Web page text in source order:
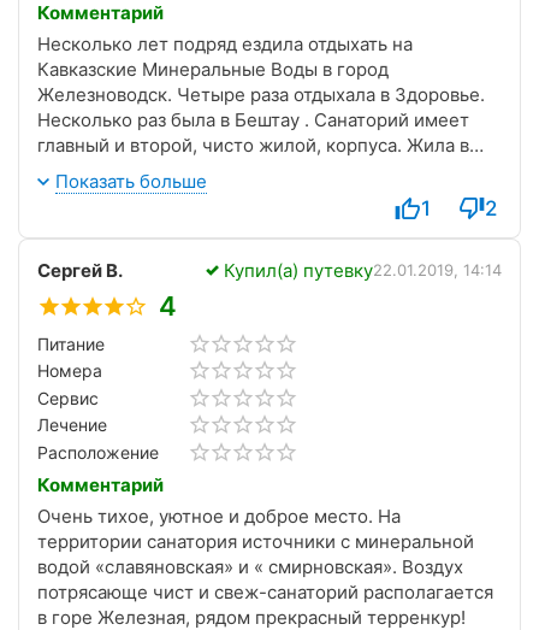
Комментарий
Несколько лет подряд ездила отдыхать на
Кавказские Минеральные Воды в город
Железноводск. Четыре раза отдыхала в Здоровье.
Несколько раз была в Бештау . Санаторий имеет
главный и второй, чисто жилой, корпуса. Жила в
обоих корпусах. Рекомендую.
Показать больше
1 2
Сергей В. Купил(а) путевку22.01.2019, 14:14
4
Питание
Номера
Сервис
Лечение
Расположение
Комментарий
Очень тихое, уютное и доброе место. На
территории санатория источники с минеральной
водой «славяновская» и « смирновская». Воздух
потрясающе чист и свеж-санаторий располагается
в горе Железная, рядом прекрасный терренкур!